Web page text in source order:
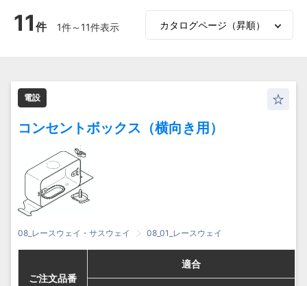
11 件 1件～11件表示
電設
コンセントボックス（横向き用）
08_レースウェイ・サスウェイ 08_01_レースウェイ
ご注文品番
ご注文品番
適合
ご注文品番
ご注文品番
適合